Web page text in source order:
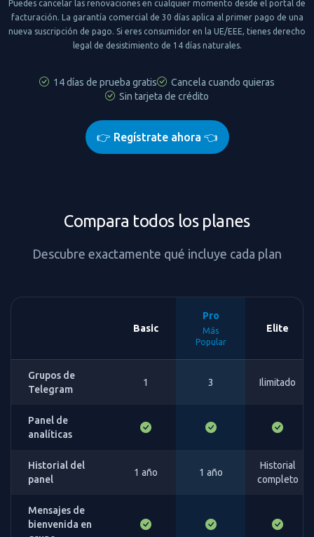
Puedes cancelar las renovaciones en cualquier momento desde el portal de
facturación. La garantía comercial de 30 días aplica al primer pago de una
nueva suscripción de pago. Si eres consumidor en la UE/EEE, tienes derecho
legal de desistimiento de 14 días naturales.
14 días de prueba gratis
Cancela cuando quieras
Sin tarjeta de crédito
👉 Regístrate ahora 👈
Compara todos los planes
Descubre exactamente qué incluye cada plan
Basic
Pro
Más
Popular
Elite
Grupos de
Telegram
1 3 Ilimitado
Panel de
analíticas
Historial del
panel
1 año 1 año
Historial
completo
Mensajes de
bienvenida en